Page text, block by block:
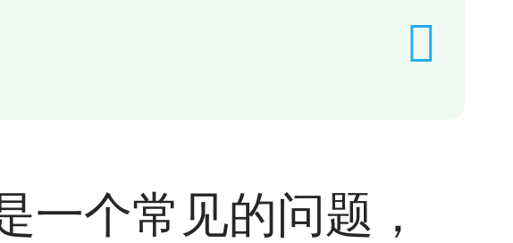
一个常见的问题，